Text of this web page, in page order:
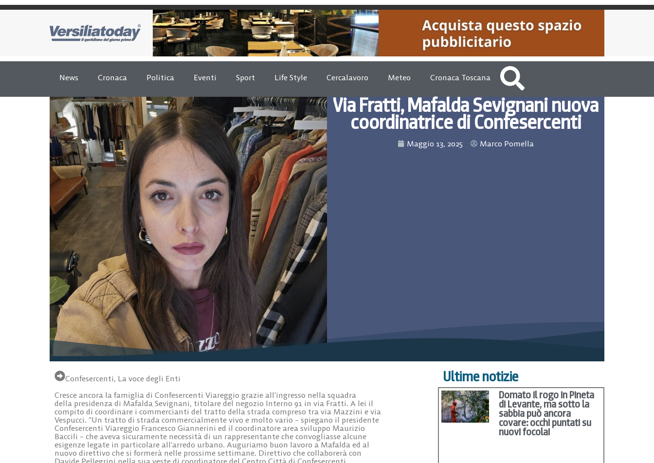
News Cronaca Politica Eventi Sport Life Style Cercalavoro Meteo Cronaca Toscana
Via Fratti, Mafalda Sevignani nuova
coordinatrice di Confesercenti
Maggio 13, 2025 Marco Pomella
Confesercenti, La voce degli Enti
Cresce ancora la famiglia di Confesercenti Viareggio grazie all’ingresso nella squadra
della presidenza di Mafalda Sevignani, titolare del negozio Interno 91 in via Fratti. A lei il
compito di coordinare i commercianti del tratto della strada compreso tra via Mazzini e via
Vespucci. “Un tratto di strada commercialmente vivo e molto vario – spiegano il presidente
Confesercenti Viareggio Francesco Giannerini ed il coordinatore area sviluppo Maurizio
Baccili – che aveva sicuramente necessità di un rappresentante che convogliasse alcune
esigenze legate in particolare all’arredo urbano. Auguriamo buon lavoro a Mafalda ed al
nuovo direttivo che si formerà nelle prossime settimane. Direttivo che collaborerà con
Ultime notizie
Domato il rogo in Pineta
di Levante, ma sotto la
sabbia può ancora
covare: occhi puntati su
nuovi focolai